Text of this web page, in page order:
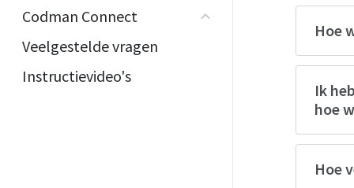
Codman Connect
Veelgestelde vragen
Instructievideo's
Hoe
Ik
hoe
Hoe